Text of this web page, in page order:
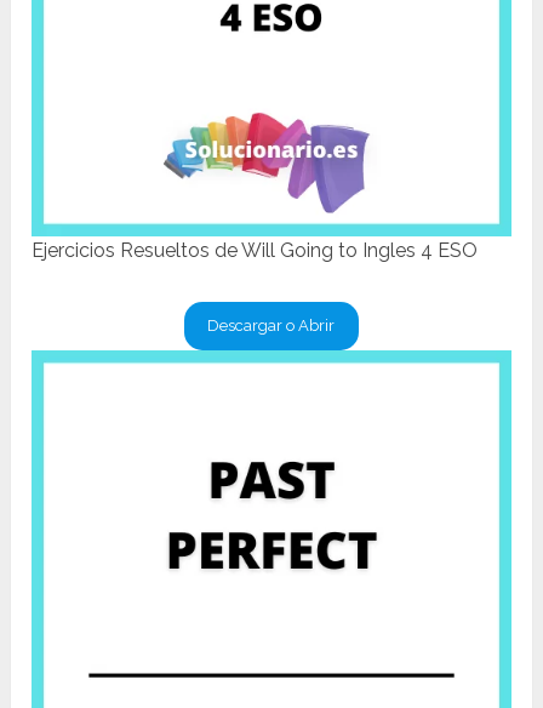
Ejercicios Resueltos de Will Going to Ingles 4 ESO
Descargar o Abrir